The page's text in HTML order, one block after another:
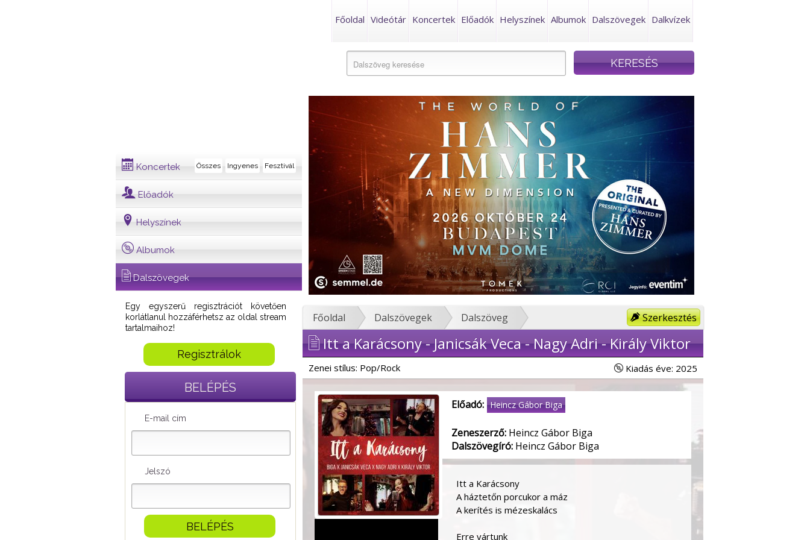
Főoldal Videótár Koncertek Előadók Helyszínek Albumok Dalszövegek Dalkvízek
Koncertek Fesztivál
Ingyenes
Összes
Előadók
Helyszínek
Albumok
Dalszövegek
Egy egyszerű regisztrációt követően
korlátlanul hozzáférhetsz az oldal stream
tartalmaihoz!
Regisztrálok
BELÉPÉS
E-mail cím
Jelszó
Szerkesztés
Főoldal Dalszövegek Dalszöveg
Itt a Karácsony - Janicsák Veca - Nagy Adri - Király Viktor
Zenei stílus: Pop/Rock Kiadás éve: 2025
Előadó: Heincz Gábor Biga
Zeneszerző: Heincz Gábor Biga
Dalszövegíró: Heincz Gábor Biga
Itt a Karácsony
A háztetőn porcukor a máz
A kerítés is mézeskalács
Erre vártunk